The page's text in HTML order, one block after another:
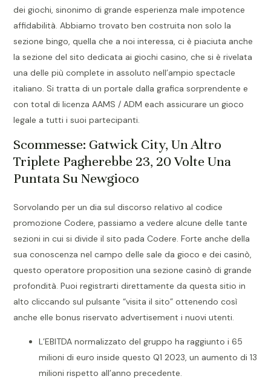
dei giochi, sinonimo di grande esperienza male impotence
affidabilità. Abbiamo trovato ben costruita non solo la
sezione bingo, quella che a noi interessa, ci è piaciuta anche
la sezione del sito dedicata ai giochi casino, che si è rivelata
una delle più complete in assoluto nell’ampio spectacle
italiano. Si tratta di un portale dalla grafica sorprendente e
con total di licenza AAMS / ADM each assicurare un gioco
legale a tutti i suoi partecipanti.
Scommesse: Gatwick City, Un Altro
Triplete Pagherebbe 23, 20 Volte Una
Puntata Su Newgioco
Sorvolando per un dia sul discorso relativo al codice
promozione Codere, passiamo a vedere alcune delle tante
sezioni in cui si divide il sito pada Codere. Forte anche della
sua conoscenza nel campo delle sale da gioco e dei casinò,
questo operatore proposition una sezione casinò di grande
profondità. Puoi registrarti direttamente da questa sitio in
alto cliccando sul pulsante “visita il sito” ottenendo così
anche elle bonus riservato advertisement i nuovi utenti.
L’EBITDA normalizzato del gruppo ha raggiunto i 65
milioni di euro inside questo Q1 2023, un aumento di 13
milioni rispetto all’anno precedente.